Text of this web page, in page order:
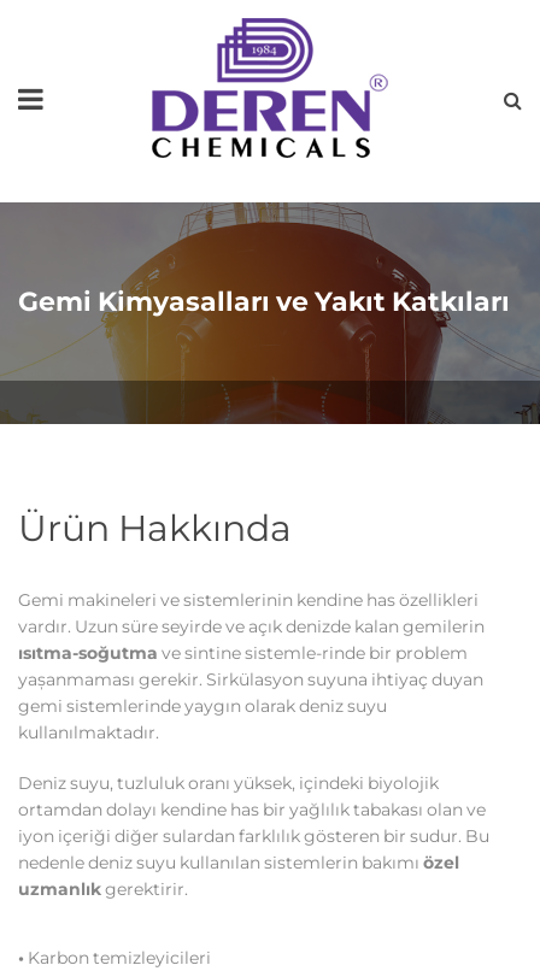
Gemi Kimyasalları ve Yakıt Katkıları
Ürün Hakkında
Gemi makineleri ve sistemlerinin kendine has özellikleri
vardır. Uzun süre seyirde ve açık denizde kalan gemilerin
ısıtma-soğutma ve sintine sistemle-rinde bir problem
yașanmaması gerekir. Sirkülasyon suyuna ihtiyaç duyan
gemi sistemlerinde yaygın olarak deniz suyu
kullanılmaktadır.
Deniz suyu, tuzluluk oranı yüksek, içindeki biyolojik
ortamdan dolayı kendine has bir yağlılık tabakası olan ve
iyon içeriği diğer sulardan farklılık gösteren bir sudur. Bu
nedenle deniz suyu kullanılan sistemlerin bakımı özel
uzmanlıkgerektirir.
• Karbon temizleyicileri